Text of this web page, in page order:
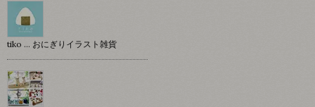
tiko … おにぎりイラスト雑貨